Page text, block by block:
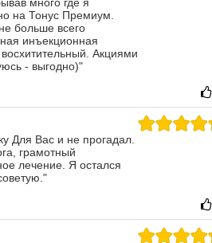
на Тонус Премиум.
больше всего
инъекционная
Акциями
- выгодно)"
Для Вас и не прогадал.
грамотный
лечение. Я остался